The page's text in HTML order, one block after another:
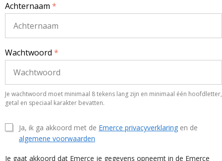
Achternaam *
Wachtwoord *
Je wachtwoord moet minimaal 8 tekens lang zijn en minimaal één hoofdletter,
getal en speciaal karakter bevatten.
Ja, ik ga akkoord met de Emerce privacyverklaring en de
algemene voorwaarden
Je gaat akkoord dat Emerce je gegevens opneemt in de Emerce